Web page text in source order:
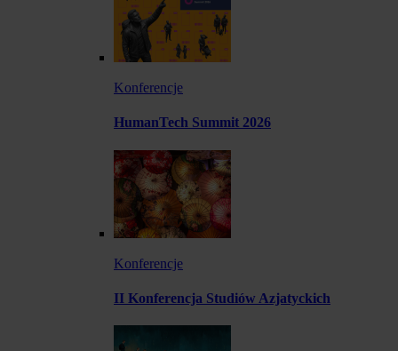
Konferencje
HumanTech Summit 2026
Konferencje
II Konferencja Studiów Azjatyckich